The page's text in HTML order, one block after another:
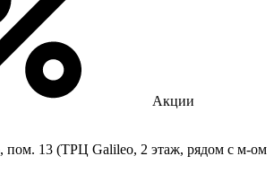
Акции
пом. 13 (ТРЦ Galileo, 2 этаж, рядом с м-ом